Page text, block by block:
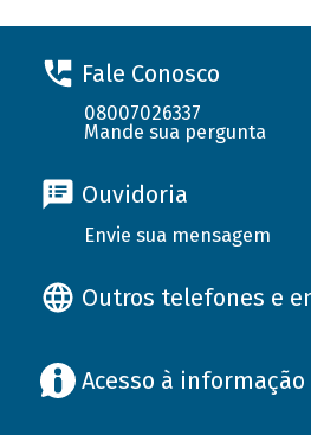
Fale Conosco
08007026337
Mande sua pergunta
Ouvidoria
Envie sua mensagem
Outros telefones e
Acesso à informação